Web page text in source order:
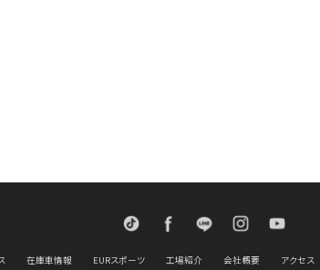
TikTok FacebookLINE
在庫車情報 EURスポーツ 工場紹介 会社概要 アクセス